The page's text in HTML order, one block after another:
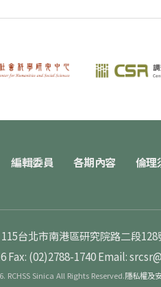
編輯委員 各期內容 倫理
115台北市南港區研究院路二段128
Fax: (02)2788-1740 Email:
Sinica All Rights Reserved.隱私權及